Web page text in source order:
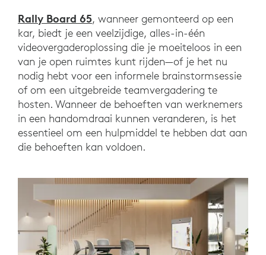
Rally Board 65, wanneer gemonteerd op een
kar, biedt je een veelzijdige, alles-in-één
videovergaderoplossing die je moeiteloos in een
van je open ruimtes kunt rijden—of je het nu
nodig hebt voor een informele brainstormsessie
of om een uitgebreide teamvergadering te
hosten. Wanneer de behoeften van werknemers
in een handomdraai kunnen veranderen, is het
essentieel om een hulpmiddel te hebben dat aan
die behoeften kan voldoen.